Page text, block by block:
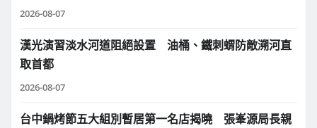
2026-08-07
漢光演習淡水河道阻絕設置 油桶、鐵刺蝟防敵溯河直
取首都
2026-08-07
台中鍋烤節五大組別暫居第一名店揭曉 張峯源局長親